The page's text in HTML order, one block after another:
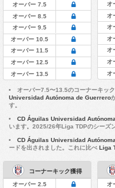
オーバー 7.5
オーバー 8.5
オーバー 9.5
オーバー 10.5
オーバー 11.5
オーバー 12.5
オーバー 13.5
オ
オ
オ
オ
オ
オ
オ
オーバー7.5〜13.5のコーナーキック
Universidad Autónoma de Guerrero
す。
CD Águilas Universidad
います。2025/26年Liga TDPのシーズ
CD Águilas Universidad
ードを出されました。これに比べ Liga
コーナーキック獲得
オーバー 2.5
オ